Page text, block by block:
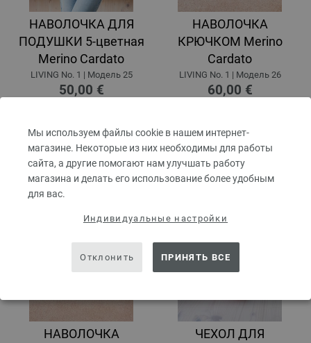
Мы используем файлы cookie в нашем интернет-
магазине. Некоторые из них необходимы для работы
сайта, а другие помогают нам улучшать работу
магазина и делать его использование более удобным
для вас.
Индивидуальные настройки
Отклонить ПРИНЯТЬ ВСЕ
НАВОЛОЧКА ДЛЯ
ПОДУШКИ 5-цветная
Merino Cardato
LIVING No. 1 | Модель 25
50,00 €
НАВОЛОЧКА
КРЮЧКОМ Merino
Cardato
LIVING No. 1 | Модель 26
60,00 €
НАВОЛОЧКА
ЧЕХОЛ ДЛЯ